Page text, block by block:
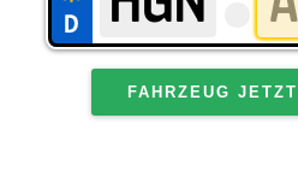
FAHRZEUG